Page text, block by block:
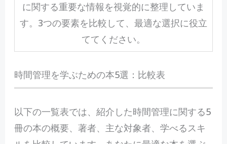
に関する重要な情報を視覚的に整理していま
す。3つの要素を比較して、最適な選択に役立
ててください。
時間管理を学ぶための本5選：比較表
以下の一覧表では、紹介した時間管理に関する5
冊の本の概要、著者、主な対象者、学べるスキ